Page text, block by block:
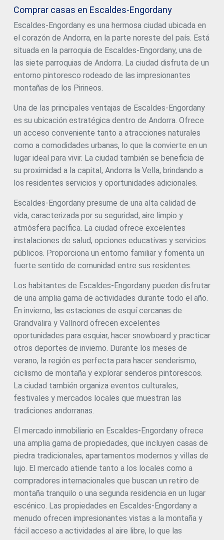
viviendas destacan por sus grandes ventanales, amplias
espacios muy luminosos y conectados con el entorno
natural.~La promoción ofrece diferentes tipologías y
superficies, adaptadas a distintas necesidades, todas
ellas con una distribución moderna y funcional.~~Las
viviendas disponen de:~- Amplias terrazas cubiertas con
grandes superficies acristaladas~- Espacios abiertos
entre cocina, comedor y salón~- Altas prestaciones de
standing~~El edificio cuenta con completas zonas
comunes diseñadas para el bienestar y disfrute de los
propietarios:~- Solárium exterior con vistas
panorámicas~- Gimnasio totalmente equipado~-
Espacios exteriores ajardinados~- Acceso exclusivo para
residentes al Camí del Falgueró y Rec del Solà~Además, el
edificio dispone de conserjería y elegantes zonas
comunes con acabados nobles.~~El edificio ha sido
proyectado con materiales de alta calidad y soluciones
armado con elementos puntuales metálicos~- Fachada
ventilada con acabado cerámico en tonalidad pizarra~-
Alto nivel de aislamiento térmico y eficiencia energética~-
Las terrazas cuentan con pavimento porcelánico
antideslizante imitación madera, barandillas metálicas y
jardineras decorativas.~~Las cocinas están abiertas al
salón-comedor y equipadas con materiales y
electrodomésticos de alta gama:~- Encimeras Neolith,
Electrodomésticos Siemens o similar:~ Placa de
inducción, horno, microondas, frigorífico, lavavajillas~-
Mobiliario alto y bajo de diseño contemporáneo con
acabados en color liso y madera~- Grifería
extensible~~Los baños incorporan materiales de primera
calidad y un diseño moderno:~- Revestimientos cerámicos
de alta gama~- Mueble suspendido con lavabo
encastrado~- Grifería termostática Hansgrohe o similar~-
Mampara de vidrio~- Plato de ducha extraplano~- Ducha
empotrada con efecto lluvia~~Las viviendas cuentan con
confort:~~- Carpintería exterior de aluminio con rotura de
puente térmico tipo Schüco o similar~- Triple
acristalamiento con doble cámara de aire~- Pavimentos
elegir)~- Armarios empotrados marca Carré o similar~-
Puerta de entrada blindada~- Iluminación LED integrada en
varias estancias~~El edificio incorpora sistemas
modernos para garantizar el máximo confort y
eficiencia:~- Sistema centralizado de climatización y ACS
radiante en toda la vivienda~- Aire acondicionado por
conductos (excepto en baños)~- Sistema de ventilación
de doble flujo con recuperador de calor~~El edificio
dispone de 4 plantas destinadas a aparcamiento y
trasteros, con acceso automático.~Preinstalación para
carga de vehículo eléctrico~~Una promoción única en
Comprar casas en Escaldes-Engordany
Escaldes-Engordany es una hermosa ciudad ubicada en
el corazón de Andorra, en la parte noreste del país. Está
situada en la parroquia de Escaldes-Engordany, una de
las siete parroquias de Andorra. La ciudad disfruta de un
entorno pintoresco rodeado de las impresionantes
montañas de los Pirineos.
Una de las principales ventajas de Escaldes-Engordany
es su ubicación estratégica dentro de Andorra. Ofrece
un acceso conveniente tanto a atracciones naturales
como a comodidades urbanas, lo que la convierte en un
lugar ideal para vivir. La ciudad también se beneficia de
su proximidad a la capital, Andorra la Vella, brindando a
los residentes servicios y oportunidades adicionales.
Escaldes-Engordany presume de una alta calidad de
vida, caracterizada por su seguridad, aire limpio y
atmósfera pacífica. La ciudad ofrece excelentes
instalaciones de salud, opciones educativas y servicios
públicos. Proporciona un entorno familiar y fomenta un
fuerte sentido de comunidad entre sus residentes.
Los habitantes de Escaldes-Engordany pueden disfrutar
de una amplia gama de actividades durante todo el año.
En invierno, las estaciones de esquí cercanas de
Grandvalira y Vallnord ofrecen excelentes
oportunidades para esquiar, hacer snowboard y practicar
otros deportes de invierno. Durante los meses de
verano, la región es perfecta para hacer senderismo,
ciclismo de montaña y explorar senderos pintorescos.
La ciudad también organiza eventos culturales,
festivales y mercados locales que muestran las
tradiciones andorranas.
El mercado inmobiliario en Escaldes-Engordany ofrece
una amplia gama de propiedades, que incluyen casas de
piedra tradicionales, apartamentos modernos y villas de
lujo. El mercado atiende tanto a los locales como a
compradores internacionales que buscan un retiro de
montaña tranquilo o una segunda residencia en un lugar
escénico. Las propiedades en Escaldes-Engordany a
menudo ofrecen impresionantes vistas a la montaña y
fácil acceso a actividades al aire libre, lo que las